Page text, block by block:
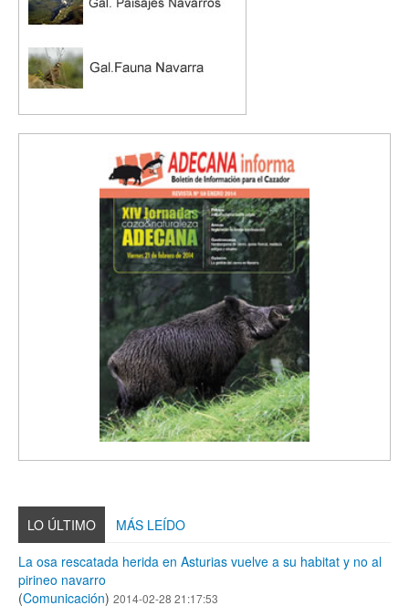
LO ÚLTIMO
MÁS LEÍDO
La osa rescatada herida en Asturias vuelve a su habitat y no al
pirineo navarro
(Comunicación) 2014-02-28 21:17:53